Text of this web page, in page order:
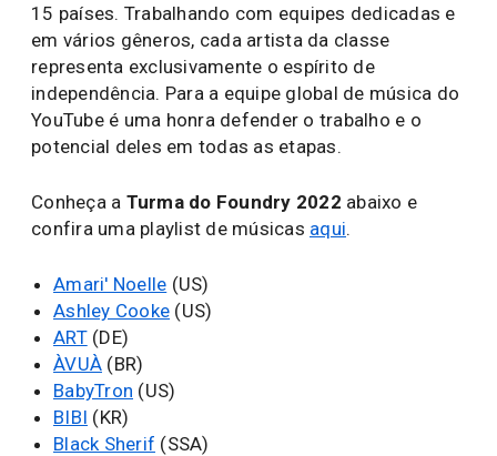
15 países. Trabalhando com equipes dedicadas e
em vários gêneros, cada artista da classe
representa exclusivamente o espírito de
independência. Para a equipe global de música do
YouTube é uma honra defender o trabalho e o
potencial deles em todas as etapas.
Conheça a Turma do Foundry 2022 abaixo e
confira uma playlist de músicas aqui.
Amari' Noelle (US)
Ashley Cooke (US)
ART(DE)
ÀVUÀ (BR)
BabyTron (US)
BIBI (KR)
Black Sherif (SSA)